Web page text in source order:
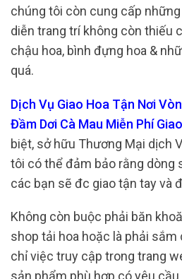
chúng tôi còn cung cấp
diễn trang trí không còn thiếu
chậu hoa, bình đựng hoa &
quá.
Dịch Vụ Giao Hoa Tận Nơi
Đầm Dơi Cà Mau Miễn Phí
biệt, sở hữu Thương Mại dịch
tôi có thể đảm bảo rằng dòng
các bạn sẽ đc giao tận tay và
Không còn buộc phải băn
shop tải hoa hoặc là phải sắm
chỉ việc truy cập trong trang
sản phẩm phù hợp có yêu